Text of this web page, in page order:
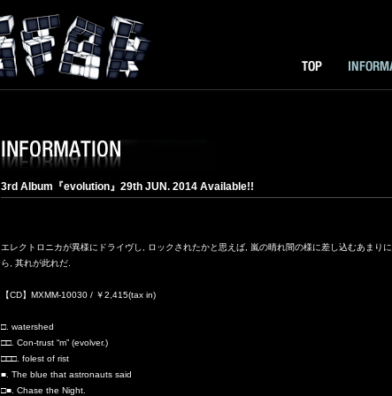
TOP INFORMATOIN
INFORMATION
3rd Album『evolution』29th JUN. 2014 Available!!
エレクトロニカが異様にドライヴし, ロックされたかと思えば, 嵐の晴れ間の様に差し込むあま
ら, 其れが此れだ.
【CD】MXMM-10030 / ￥2,415(tax in)
□. watershed
□□. Con-trust “m” (evolver.)
□□□. folest of rist
■. The blue that astronauts said
□■. Chase the Night.